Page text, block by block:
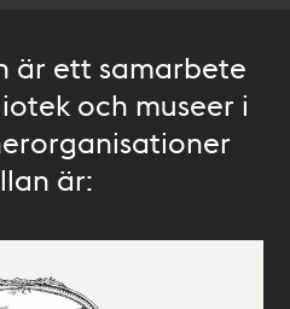
är ett samarbete
och museer i
är: